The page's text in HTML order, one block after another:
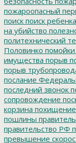
пожароопасный
поиск поиск ребенка
на убийство
политехнический
Половинко помойки
имущества порыв
порыв
послание
последний звонок
сопровождение
корзина похищение
пошлины
правительство РФ
превышение